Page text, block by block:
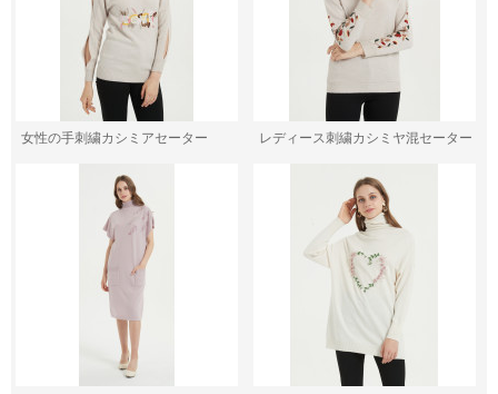
女性の手刺繍カシミアセーター レディース刺繍カシミヤ混セーター